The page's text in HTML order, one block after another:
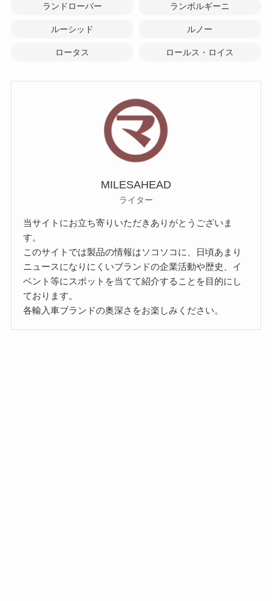
ランドローバー ランボルギーニ
ルーシッド ルノー
ロータス ロールス・ロイス
MILESAHEAD
ライター
当サイトにお立ち寄りいただきありがとうございま
す。
このサイトでは製品の情報はソコソコに、日頃あまり
ニュースになりにくいブランドの企業活動や歴史、イ
ベント等にスポットを当てて紹介することを目的にし
ております。
各輸入車ブランドの奥深さをお楽しみください。